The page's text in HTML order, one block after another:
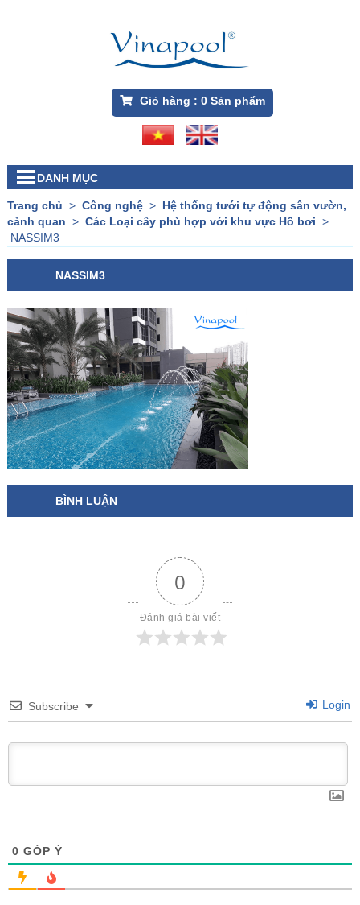
Giỏ hàng : 0Sản phẩm
DANH MỤC
Trang chủ > Công nghệ> Hệ thống tưới tự động sân vườn,
cảnh quan > Các Loại cây phù hợp với khu vực Hồ bơi >
NASSIM3
NASSIM3
BÌNH LUẬN
0
Đánh giá bài viết
Subscribe Login
0 GÓP Ý